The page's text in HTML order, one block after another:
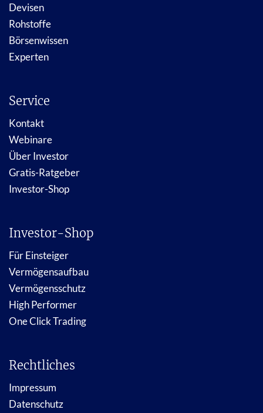
Devisen
Rohstoffe
Börsenwissen
Experten
Service
Kontakt
Webinare
Über Investor
Gratis-Ratgeber
Investor-Shop
Investor-Shop
Für Einsteiger
Vermögensaufbau
Vermögensschutz
High Performer
One Click Trading
Rechtliches
Impressum
Datenschutz